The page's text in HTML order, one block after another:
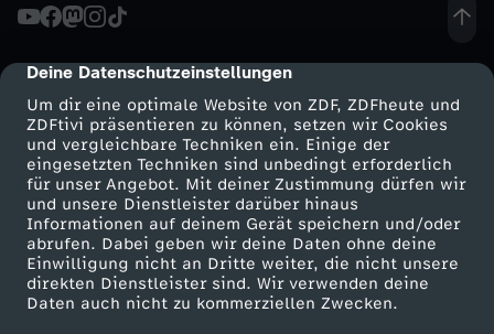
cmp-dialog-description
Deine Datenschutzeinstellungen
Um dir eine optimale Website von ZDF, ZDFheute und
ZDFtivi präsentieren zu können, setzen wir Cookies
und vergleichbare Techniken ein. Einige der
eingesetzten Techniken sind unbedingt erforderlich
für unser Angebot. Mit deiner Zustimmung dürfen wir
und unsere Dienstleister darüber hinaus
Informationen auf deinem Gerät speichern und/oder
abrufen. Dabei geben wir deine Daten ohne deine
Einwilligung nicht an Dritte weiter, die nicht unsere
direkten Dienstleister sind. Wir verwenden deine
Daten auch nicht zu kommerziellen Zwecken.
e
r
-
E
r
k
Mehr ZDF
ZDF-Apps
Smart TV
ZDFtext
Service
ZDFmitreden
Kontakt zum ZDF
Tickets